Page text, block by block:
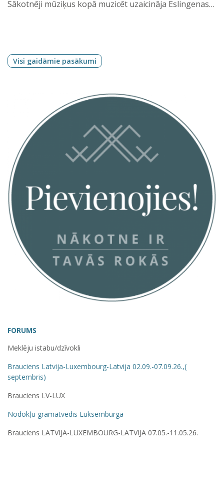
Sākotnēji mūziķus kopā muzicēt uzaicināja Eslingenas…
Visi gaidāmie pasākumi
FORUMS
Meklēju istabu/dzīvokli
Brauciens Latvija-Luxembourg-Latvija 02.09.-07.09.26.,(
septembris)
Brauciens LV-LUX
Nodokļu grāmatvedis Luksemburgā
Brauciens LATVIJA-LUXEMBOURG-LATVIJA 07.05.-11.05.26.